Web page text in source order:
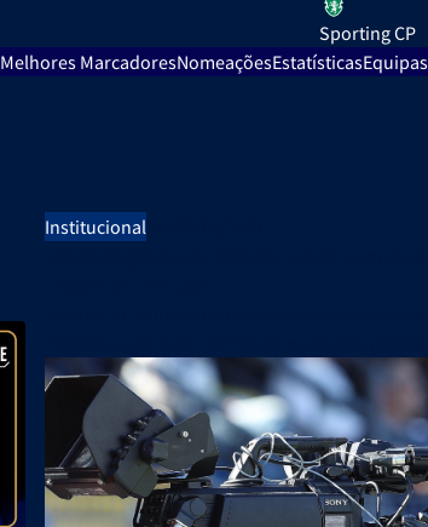
Sporting CP
Melhores MarcadoresNomeaçõesEstatísticasEquipas
InstitucionalEm 27/05/2026